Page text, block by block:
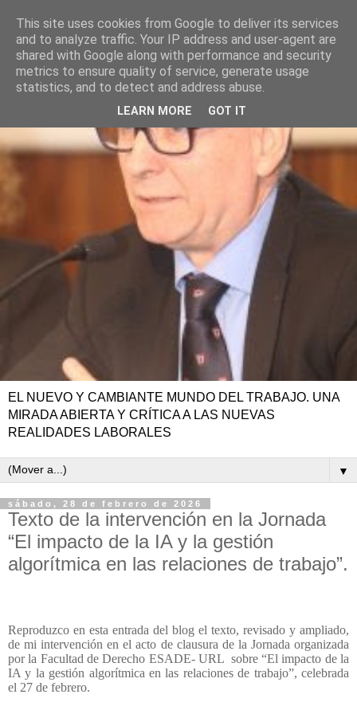
EL NUEVO Y CAMBIANTE MUNDO DEL TRABAJO. UNA
MIRADA ABIERTA Y CRÍTICA A LAS NUEVAS
REALIDADES LABORALES
▼
sábado, 28 de febrero de 2026
Texto de la intervención en la Jornada
“El impacto de la IA y la gestión
algorítmica en las relaciones de trabajo”.
Reproduzco en esta entrada del blog el texto, revisado y ampliado,
de mi intervención en el acto de clausura de la Jornada organizada
por la Facultad de Derecho ESADE- URL sobre “El impacto de la
IA y la gestión algorítmica en las relaciones de trabajo”, celebrada
el 27 de febrero.
This site uses cookies from Google to deliver its services
and to analyze traffic. Your IP address and user-agent are
shared with Google along with performance and security
metrics to ensure quality of service, generate usage
statistics, and to detect and address abuse.
LEARN MORE GOT IT